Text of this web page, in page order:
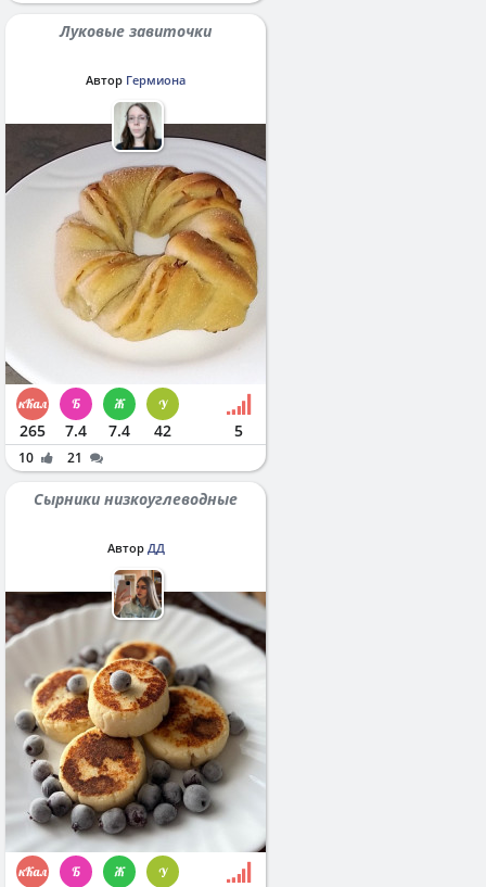
Луковые завиточки
Автор Гермиона
265 7.4 7.4 42 5
10 21
Сырники низкоуглеводные
Автор ДД